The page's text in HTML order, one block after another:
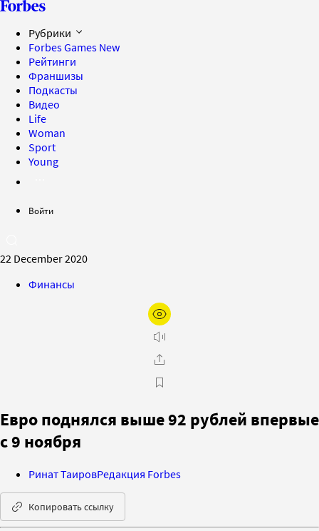
Рубрики
Forbes Games New
Рейтинги
Франшизы
Подкасты
Видео
Life
Woman
Sport
Young
Войти
22 December 2020
Финансы
Евро поднялся выше 92 рублей впервые
с 9 ноября
Ринат ТаировРедакция Forbes
Копировать ссылку